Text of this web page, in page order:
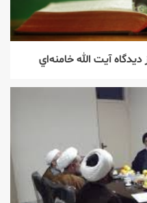
ديدگاه آيت الله خامنه‌اي